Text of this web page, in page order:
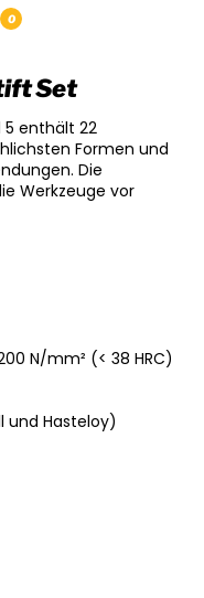
0
Set
5 enthält 22
Formen und
Die
Werkzeuge vor
N/mm² (< 38 HRC)
und Hasteloy)